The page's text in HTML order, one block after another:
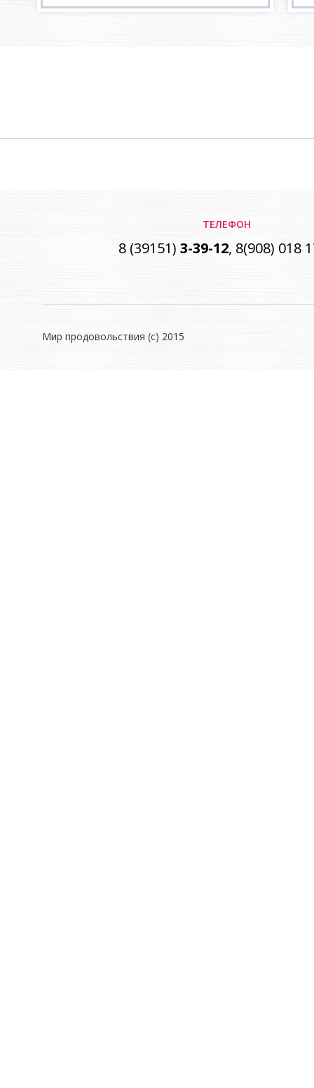
ТЕЛЕФОН
8 (39151) 3-39-12, 8(908) 018
Мир продовольствия (с) 2015